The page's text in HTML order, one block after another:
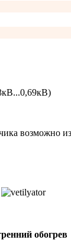
возможно
обогрев